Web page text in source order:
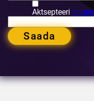
Aktsepteeri
Saada